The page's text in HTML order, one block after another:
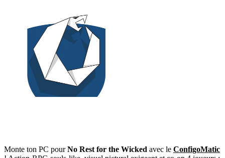
Monte ton PC pourNo Rest for the Wicked avec le ConfigoMatic